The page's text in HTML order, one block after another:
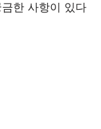
한 사항이 있다